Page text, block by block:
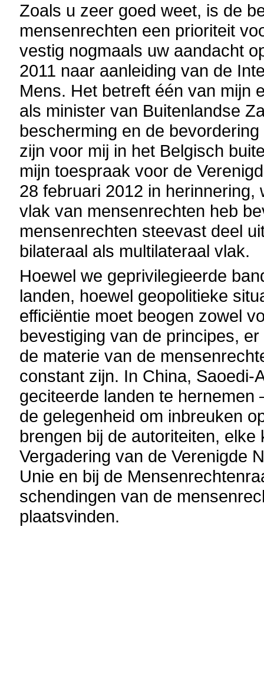
Zoals u zeer goed weet, is de
mensenrechten een prioriteit
vestig nogmaals uw aandacht
2011 naar aanleiding van de
Mens. Het betreft één van mijn
als minister van Buitenlandse
bescherming en de
zijn voor mij in het Belgisch
mijn toespraak voor de
28 februari 2012 in
vlak van mensenrechten heb
mensenrechten steevast deel
bilateraal als multilateraal vlak.
Hoewel we geprivilegieerde
landen, hoewel geopolitieke
efficiëntie moet beogen zowel
bevestiging van de principes,
de materie van de
constant zijn. In China,
geciteerde landen te hernemen
de gelegenheid om inbreuken
brengen bij de autoriteiten,
Vergadering van de Verenigde
Unie en bij de
schendingen van de
plaatsvinden.